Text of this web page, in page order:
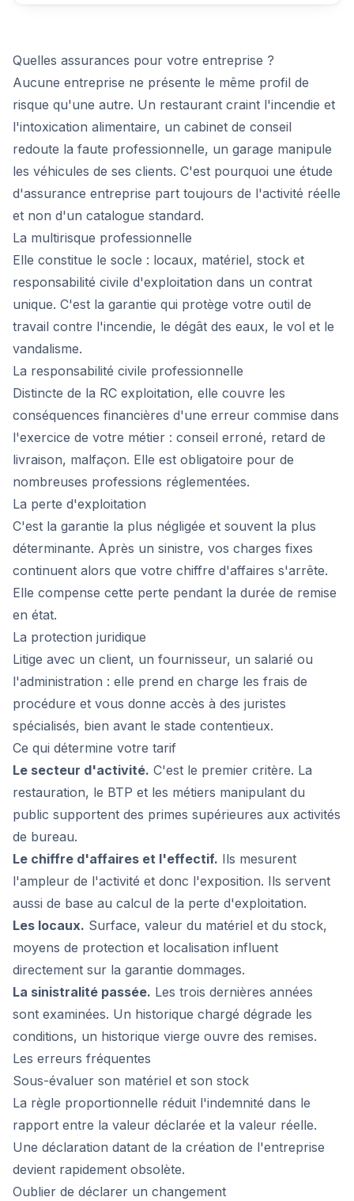
Quelles assurances pour votre entreprise ?
Aucune entreprise ne présente le même profil de
risque qu'une autre. Un restaurant craint l'incendie et
l'intoxication alimentaire, un cabinet de conseil
redoute la faute professionnelle, un garage manipule
les véhicules de ses clients. C'est pourquoi une étude
d'assurance entreprise part toujours de l'activité réelle
et non d'un catalogue standard.
La multirisque professionnelle
Elle constitue le socle : locaux, matériel, stock et
responsabilité civile d'exploitation dans un contrat
unique. C'est la garantie qui protège votre outil de
travail contre l'incendie, le dégât des eaux, le vol et le
vandalisme.
La responsabilité civile professionnelle
Distincte de la RC exploitation, elle couvre les
conséquences financières d'une erreur commise dans
l'exercice de votre métier : conseil erroné, retard de
livraison, malfaçon. Elle est obligatoire pour de
nombreuses professions réglementées.
La perte d'exploitation
C'est la garantie la plus négligée et souvent la plus
déterminante. Après un sinistre, vos charges fixes
continuent alors que votre chiffre d'affaires s'arrête.
Elle compense cette perte pendant la durée de remise
en état.
La protection juridique
Litige avec un client, un fournisseur, un salarié ou
l'administration : elle prend en charge les frais de
procédure et vous donne accès à des juristes
spécialisés, bien avant le stade contentieux.
Ce qui détermine votre tarif
Le secteur d'activité. C'est le premier critère. La
restauration, le BTP et les métiers manipulant du
public supportent des primes supérieures aux activités
de bureau.
Le chiffre d'affaires et l'effectif. Ils mesurent
l'ampleur de l'activité et donc l'exposition. Ils servent
aussi de base au calcul de la perte d'exploitation.
Les locaux. Surface, valeur du matériel et du stock,
moyens de protection et localisation influent
directement sur la garantie dommages.
La sinistralité passée. Les trois dernières années
sont examinées. Un historique chargé dégrade les
conditions, un historique vierge ouvre des remises.
Les erreurs fréquentes
Sous-évaluer son matériel et son stock
La règle proportionnelle réduit l'indemnité dans le
rapport entre la valeur déclarée et la valeur réelle.
Une déclaration datant de la création de l'entreprise
devient rapidement obsolète.
Oublier de déclarer un changement